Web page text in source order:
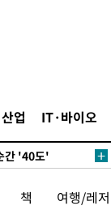
산업 IT·바이오
날씨]
적자 있어"
간 '40도'
마감
책 여행/레저